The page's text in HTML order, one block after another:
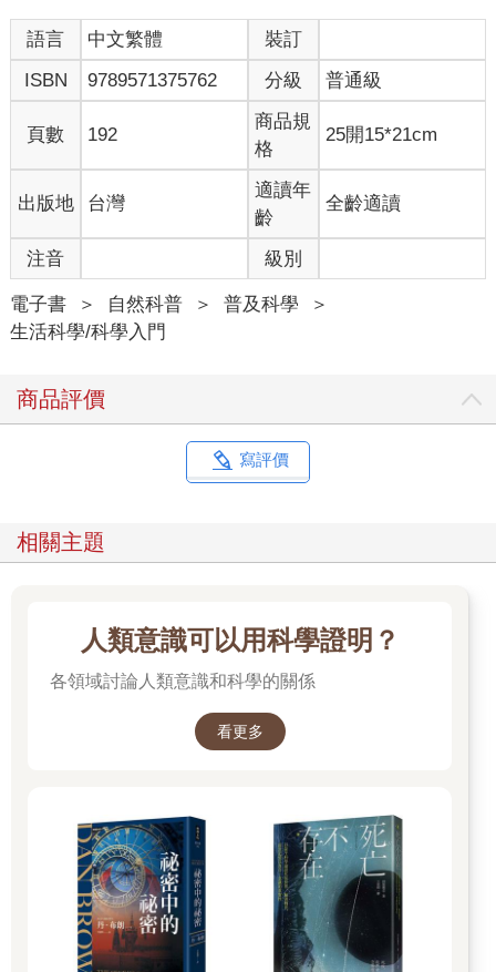
語言 中文繁體
裝訂
ISBN
9789571375762 分級 普通級
頁數 192
商品規
格
25開15*21cm
出版地 台灣
適讀年
齡
全齡適讀
注音 級別
電子書 ＞ 自然科普 ＞ 普及科學
＞
生活科學/科學入門
商品評價
寫評價
相關主題
人類意識可以用科學證明？
各領域討論人類意識和科學的關係
看更多